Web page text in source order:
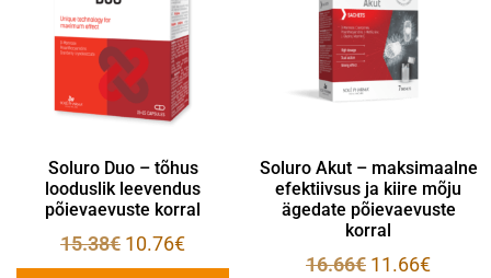
Soluro Duo – tõhus
looduslik leevendus
põievaevuste korral
15.38€ 10.76€
Soluro Akut – maksimaalne
efektiivsus ja kiire mõju
ägedate põievaevuste
korral
16.66€ 11.66€